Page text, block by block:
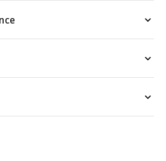
keyboard_arrow_down
keyboard_arrow_down
keyboard_arrow_down